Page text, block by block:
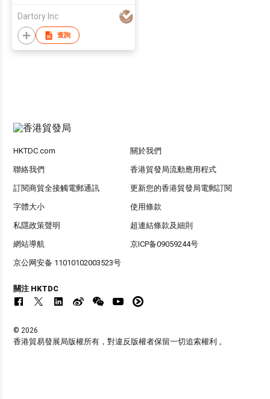
Dartory Inc
查詢
HKTDC.com 關於我們
聯絡我們 香港貿發局流動應用程式
訂閱商貿全接觸電郵通訊 更新您的香港貿發局電郵訂閱
字體大小 使用條款
私隱政策聲明 超連結條款及細則
網站導航 京ICP备09059244号
京公网安备 11010102003523号
關注 HKTDC
© 2026
香港貿易發展局版權所有，對違反版權者保留一切追索權利 。